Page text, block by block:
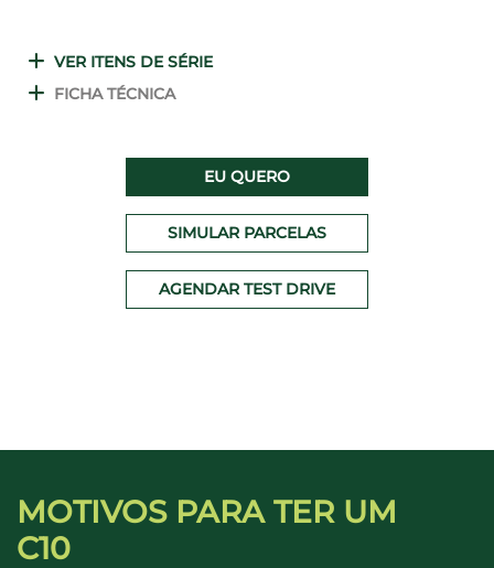
VER ITENS DE SÉRIE
FICHA TÉCNICA
EU QUERO
SIMULAR PARCELAS
AGENDAR TEST DRIVE
MOTIVOS PARA TER UM
C10